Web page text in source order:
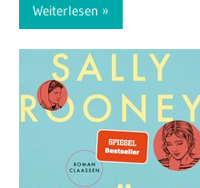
Weiterlesen